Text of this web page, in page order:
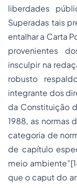
liberdades
Superadas tais
entalhar a Carta
provenientes
insculpir na
robusto
integrante dos
da Constituição
1988, as normas
categoria de
de capítulo
meio
que o caput do